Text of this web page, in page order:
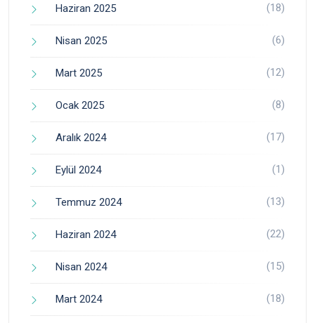
Haziran 2025 (18)
Nisan 2025 (6)
Mart 2025 (12)
Ocak 2025 (8)
Aralık 2024 (17)
Eylül 2024 (1)
Temmuz 2024 (13)
Haziran 2024 (22)
Nisan 2024 (15)
Mart 2024 (18)